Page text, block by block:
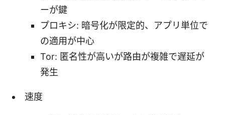
ーが鍵
プロキシ: 暗号化が限定的、アプリ単位で
の適用が中心
Tor: 匿名性が高いが路由が複雑で遅延が
発生
速度